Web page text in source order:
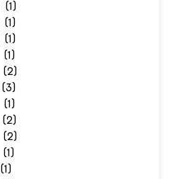
(1)
(1)
(1)
(1)
(2)
(3)
(1)
(2)
(2)
(1)
(1)